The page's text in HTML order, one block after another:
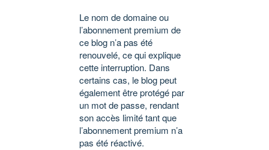
Le nom de domaine ou
l’abonnement premium de
ce blog n’a pas été
renouvelé, ce qui explique
cette interruption. Dans
certains cas, le blog peut
également être protégé par
un mot de passe, rendant
son accès limité tant que
l’abonnement premium n’a
pas été réactivé.